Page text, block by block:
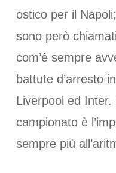
ostico per il
sono però
com’è sempre
battute d’arresto
Liverpool ed
campionato è
sempre più